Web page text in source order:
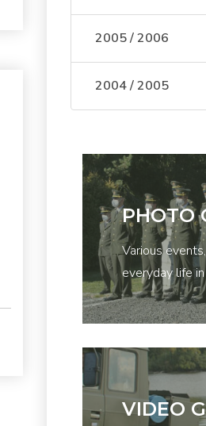
2005 / 2006
2004 / 2005
PHOTO
Various
everyday life
VIDEO